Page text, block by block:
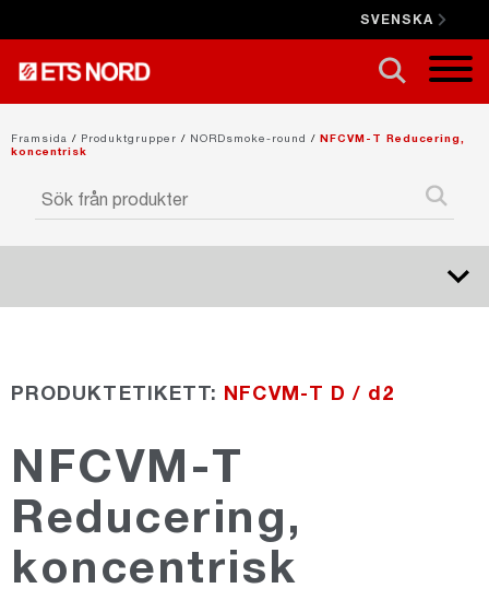
SVENSKA
Framsida / Produktgrupper / NORDsmoke-round / NFCVM-T Reducering,
koncentrisk
NORDcanopy
PRODUKTETIKETT: NFCVM-T D / d2
NFCVM-T
Reducering,
koncentrisk